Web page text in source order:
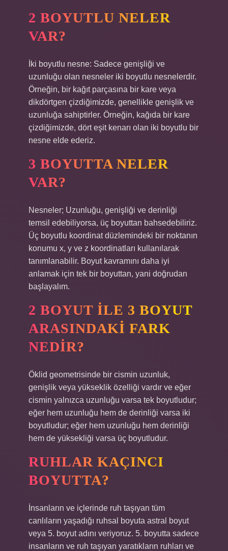
2 BOYUTLU NELER
VAR?
İki boyutlu nesne: Sadece genişliği ve
uzunluğu olan nesneler iki boyutlu nesnelerdir.
Örneğin, bir kağıt parçasına bir kare veya
dikdörtgen çizdiğimizde, genellikle genişlik ve
uzunluğa sahiptirler. Örneğin, kağıda bir kare
çizdiğimizde, dört eşit kenarı olan iki boyutlu bir
nesne elde ederiz.
3 BOYUTTA NELER
VAR?
Nesneler; Uzunluğu, genişliği ve derinliği
temsil edebiliyorsa, üç boyuttan bahsedebiliriz.
Üç boyutlu koordinat düzlemindeki bir noktanın
konumu x, y ve z koordinatları kullanılarak
tanımlanabilir. Boyut kavramını daha iyi
anlamak için tek bir boyuttan, yani doğrudan
başlayalım.
2 BOYUT ILE 3 BOYUT
ARASINDAKI FARK
NEDIR?
Öklid geometrisinde bir cismin uzunluk,
genişlik veya yükseklik özelliği vardır ve eğer
cismin yalnızca uzunluğu varsa tek boyutludur;
eğer hem uzunluğu hem de derinliği varsa iki
boyutludur; eğer hem uzunluğu hem derinliği
hem de yüksekliği varsa üç boyutludur.
RUHLAR KAÇINCI
BOYUTTA?
İnsanların ve içlerinde ruh taşıyan tüm
canlıların yaşadığı ruhsal boyuta astral boyut
veya 5. boyut adını veriyoruz. 5. boyutta sadece
insanların ve ruh taşıyan yaratıkların ruhları ve